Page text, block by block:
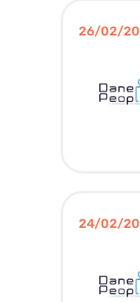
26/02/
24/02/